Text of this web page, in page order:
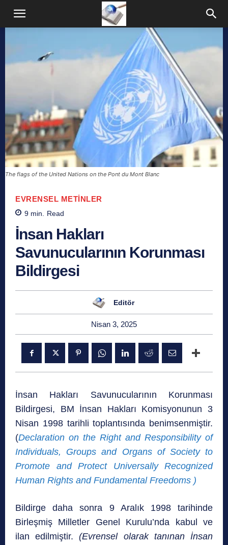
The flags of the United Nations on the Pont du Mont Blanc
EVRENSEL METINLER
9 min. Read
İnsan Hakları
Savunucularının Korunması
Bildirgesi
Editör
Nisan 3, 2025
İnsan Hakları Savunucularının Korunması
Bildirgesi, BM İnsan Hakları Komisyonunun 3
Nisan 1998 tarihli toplantısında benimsenmiştir.
(Declaration on the Right and Responsibility of
Individuals, Groups and Organs of Society to
Promote and Protect Universally Recognized
Human Rights and Fundamental Freedoms )
Bildirge daha sonra 9 Aralık 1998 tarihinde
Birleşmiş Milletler Genel Kurulu’nda kabul ve
ilan edilmiştir.(Evrensel olarak tanınan İnsan